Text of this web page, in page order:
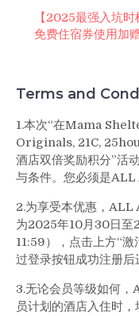
【2025最强入坑
免费住宿券使用加
Terms and
1.本次“在Mama
Originals, 21C,
酒店双倍奖励积分”活
与条件。您必须是ALL
2.为享受本优惠，ALL
为2025年10月30日至
11:59），点击上方“
过登录按钮成功注册后
3.无论会员等级如何
员计划的酒店入住时，